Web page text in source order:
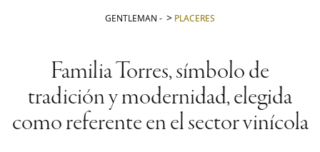
GENTLEMAN - PLACERES
Familia Torres, símbolo de
tradición y modernidad, elegida
como referente en el sector vinícola